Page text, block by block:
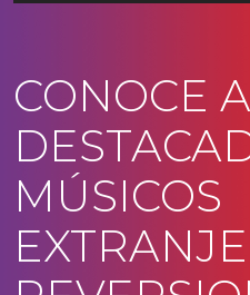
CONOCE A
MÚSICOS